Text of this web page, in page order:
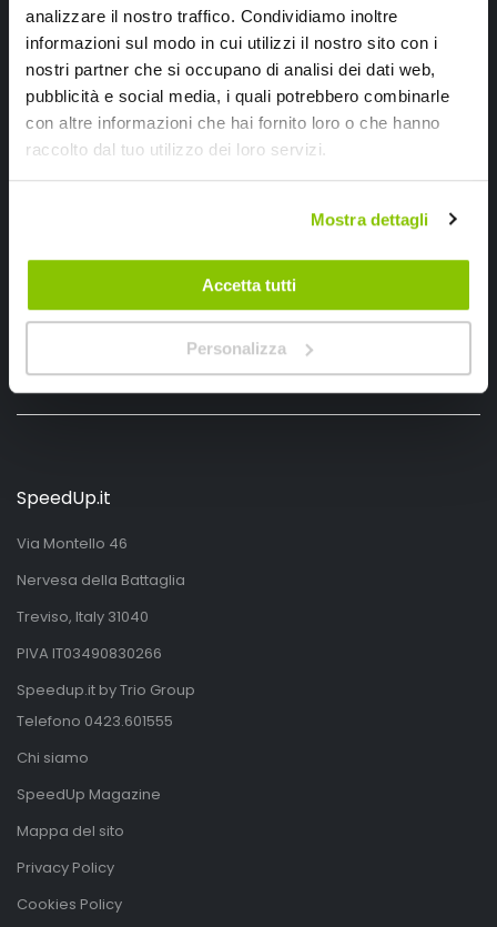
analizzare il nostro traffico. Condividiamo inoltre
informazioni sul modo in cui utilizzi il nostro sito con i
nostri partner che si occupano di analisi dei dati web,
pubblicità e social media, i quali potrebbero combinarle
con altre informazioni che hai fornito loro o che hanno
raccolto dal tuo utilizzo dei loro servizi.
Mostra dettagli
Accetta tutti
Personalizza
Ho letto e accettato il documentoprivacy policy
Segui SPEEDUP.IT
SpeedUp.it
Via Montello 46
Nervesa della Battaglia
Treviso, Italy 31040
PIVA IT03490830266
Speedup.it by Trio Group
Telefono 0423.601555
Chi siamo
SpeedUp Magazine
Mappa del sito
Privacy Policy
Cookies Policy